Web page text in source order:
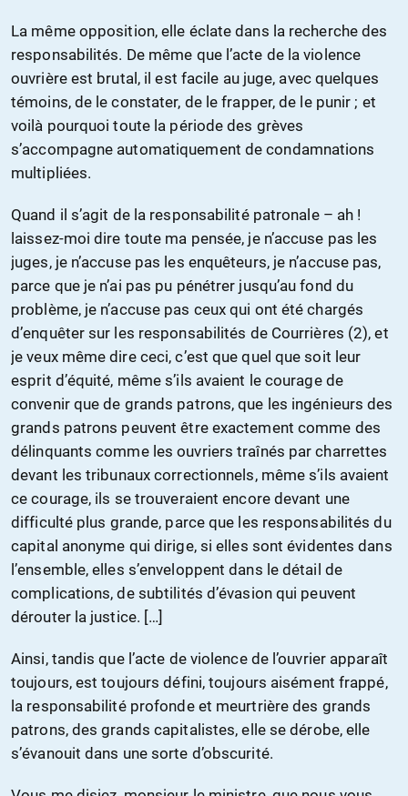
La même opposition, elle éclate dans la recherche des
responsabilités. De même que l’acte de la violence
ouvrière est brutal, il est facile au juge, avec quelques
témoins, de le constater, de le frapper, de le punir ; et
voilà pourquoi toute la période des grèves
s’accompagne automatiquement de condamnations
multipliées.
Quand il s’agit de la responsabilité patronale – ah !
laissez-moi dire toute ma pensée, je n’accuse pas les
juges, je n’accuse pas les enquêteurs, je n’accuse pas,
parce que je n’ai pas pu pénétrer jusqu’au fond du
problème, je n’accuse pas ceux qui ont été chargés
d’enquêter sur les responsabilités de Courrières (2), et
je veux même dire ceci, c’est que quel que soit leur
esprit d’équité, même s’ils avaient le courage de
convenir que de grands patrons, que les ingénieurs des
grands patrons peuvent être exactement comme des
délinquants comme les ouvriers traînés par charrettes
devant les tribunaux correctionnels, même s’ils avaient
ce courage, ils se trouveraient encore devant une
difficulté plus grande, parce que les responsabilités du
capital anonyme qui dirige, si elles sont évidentes dans
l’ensemble, elles s’enveloppent dans le détail de
complications, de subtilités d’évasion qui peuvent
dérouter la justice. […]
Ainsi, tandis que l’acte de violence de l’ouvrier apparaît
toujours, est toujours défini, toujours aisément frappé,
la responsabilité profonde et meurtrière des grands
patrons, des grands capitalistes, elle se dérobe, elle
s’évanouit dans une sorte d’obscurité.